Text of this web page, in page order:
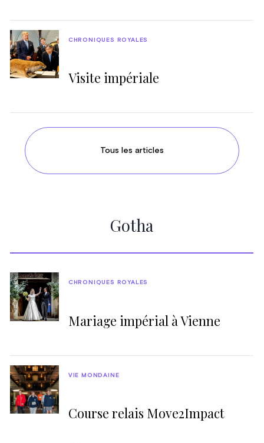
Visite impériale
CHRONIQUES ROYALES
Tous les articles
Gotha
Mariage impérial à Vienne
CHRONIQUES ROYALES
Course relais Move2Impact
VIE MONDAINE